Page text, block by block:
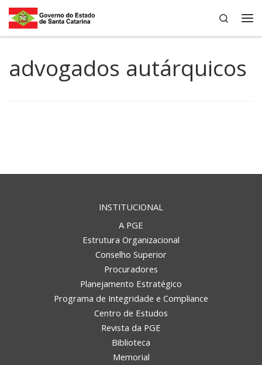
Skip to content
Search
advogados autárquicos
INSTITUCIONAL
A PGE
Estrutura Organizacional
Conselho Superior
Procuradores
Planejamento Estratégico
Programa de Integridade e Compliance
Centro de Estudos
Revista da PGE
Biblioteca
Memorial